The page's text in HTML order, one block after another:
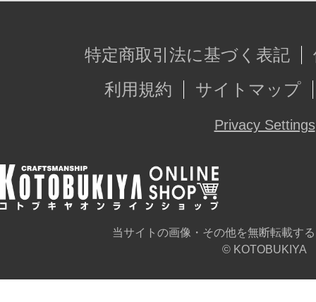
特定商取引法に基づく表記
利用規約
サイトマップ
Privacy Settings
当サイトの画像・その他を無断転載す
© KOTOBUKIYA